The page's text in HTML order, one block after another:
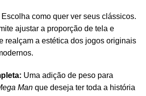
Escolha como quer ver seus clássicos.
ajustar a proporção de tela e
realçam a estética dos jogos originais
Uma adição de peso para
Manque deseja ter toda a história